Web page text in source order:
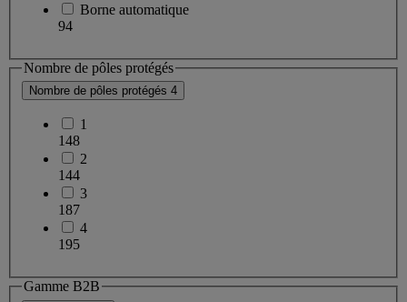
Borne automatique
94
Nombre de pôles protégés
Nombre de pôles protégés 4
1
148
2
144
3
187
4
195
Gamme B2B